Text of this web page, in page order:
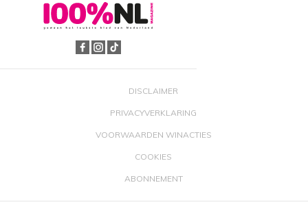
DISCLAIMER
PRIVACYVERKLARING
VOORWAARDEN WINACTIES
COOKIES
ABONNEMENT